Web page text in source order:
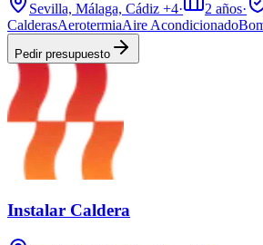
Sevilla, Málaga, Cádiz +4· 2 años·
CalderasAerotermiaAire Acondicionado
Pedir presupuesto
Instalar Caldera